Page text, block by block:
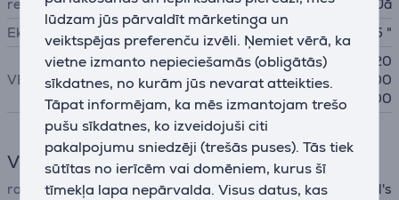
lūdzam jūs pārvaldīt mārketinga un
veiktspējas preferenču izvēli. Ņemiet vērā, ka
vietne izmanto nepieciešamās (obligātās)
sīkdatnes, no kurām jūs nevarat atteikties.
Tāpat informējam, ka mēs izmantojam trešo
pušu sīkdatnes, ko izveidojuši citi
pakalpojumu sniedzēji (trešās puses). Tās tiek
sūtītas no ierīcēm vai domēniem, kurus šī
tīmekļa lapa nepārvalda. Visus datus, kas
regulējams VESA
Jā
Ekrāna izmērs
32 65 "
VESA
100x100, 200x100, 200x20
0, 300x200, 300x300, 400
x300, 400x400, 400x200
Vispārējais parametrs
ražotājs
Vogel's